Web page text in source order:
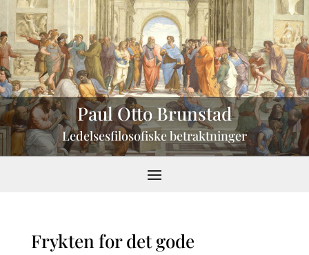
Paul Otto Brunstad
Ledelsesfilosofiske betraktninger
Frykten for det gode